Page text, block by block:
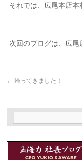
それでは、広尾本店本
次回のブログは、広尾
← 帰ってきました！